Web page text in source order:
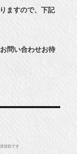
ますので、下記
問い合わせお待
項目です